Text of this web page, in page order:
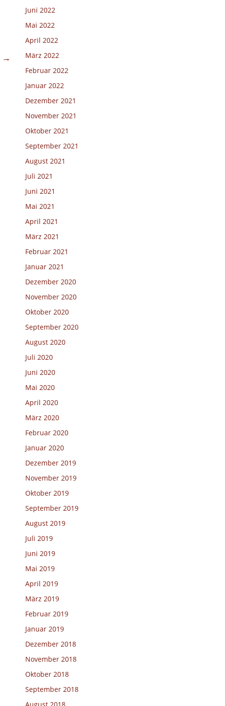
→
Juni 2022
Mai 2022
April 2022
März 2022
Februar 2022
Januar 2022
Dezember 2021
November 2021
Oktober 2021
September 2021
August 2021
Juli 2021
Juni 2021
Mai 2021
April 2021
März 2021
Februar 2021
Januar 2021
Dezember 2020
November 2020
Oktober 2020
September 2020
August 2020
Juli 2020
Juni 2020
Mai 2020
April 2020
März 2020
Februar 2020
Januar 2020
Dezember 2019
November 2019
Oktober 2019
September 2019
August 2019
Juli 2019
Juni 2019
Mai 2019
April 2019
März 2019
Februar 2019
Januar 2019
Dezember 2018
November 2018
Oktober 2018
September 2018